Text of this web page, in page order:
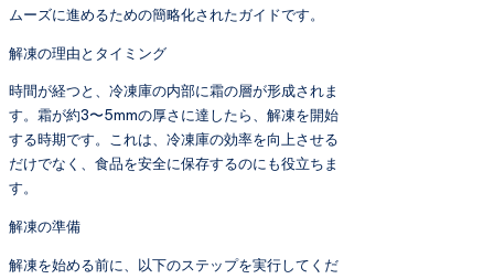
ムーズに進めるための簡略化されたガイドです。
解凍の理由とタイミング
時間が経つと、冷凍庫の内部に霜の層が形成されま
す。霜が約3〜5mmの厚さに達したら、解凍を開始
する時期です。これは、冷凍庫の効率を向上させる
だけでなく、食品を安全に保存するのにも役立ちま
す。
解凍の準備
解凍を始める前に、以下のステップを実行してくだ